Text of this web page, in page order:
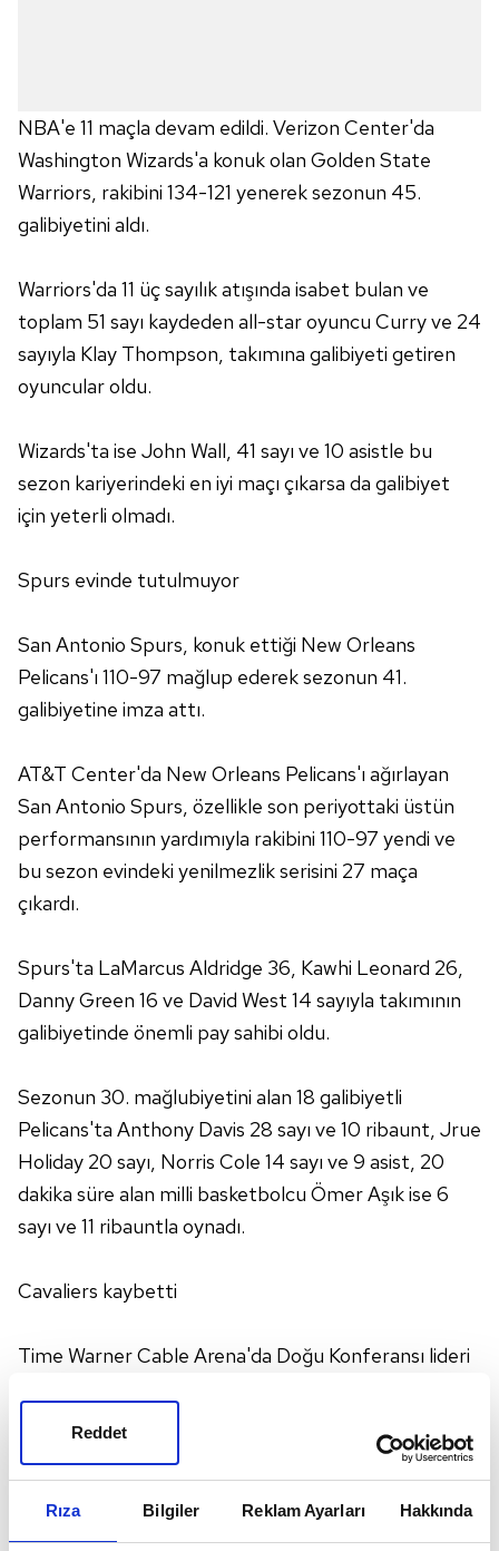
Rıza Bilgiler Reklam Ayarları Hakkında
Reddet
NBA'e 11 maçla devam edildi. Verizon Center'da
Washington Wizards'a konuk olan Golden State
Warriors, rakibini 134-121 yenerek sezonun 45.
galibiyetini aldı.
Warriors'da 11 üç sayılık atışında isabet bulan ve
toplam 51 sayı kaydeden all-star oyuncu Curry ve 24
sayıyla Klay Thompson, takımına galibiyeti getiren
oyuncular oldu.
Wizards'ta ise John Wall, 41 sayı ve 10 asistle bu
sezon kariyerindeki en iyi maçı çıkarsa da galibiyet
için yeterli olmadı.
Spurs evinde tutulmuyor
San Antonio Spurs, konuk ettiği New Orleans
Pelicans'ı 110-97 mağlup ederek sezonun 41.
galibiyetine imza attı.
AT&T Center'da New Orleans Pelicans'ı ağırlayan
San Antonio Spurs, özellikle son periyottaki üstün
performansının yardımıyla rakibini 110-97 yendi ve
bu sezon evindeki yenilmezlik serisini 27 maça
çıkardı.
Spurs'ta LaMarcus Aldridge 36, Kawhi Leonard 26,
Danny Green 16 ve David West 14 sayıyla takımının
galibiyetinde önemli pay sahibi oldu.
Sezonun 30. mağlubiyetini alan 18 galibiyetli
Pelicans'ta Anthony Davis 28 sayı ve 10 ribaunt, Jrue
Holiday 20 sayı, Norris Cole 14 sayı ve 9 asist, 20
dakika süre alan milli basketbolcu Ömer Aşık ise 6
sayı ve 11 ribauntla oynadı.
Cavaliers kaybetti
Time Warner Cable Arena'da Doğu Konferansı lideri
rakibini 106-97 mağlup olarak günün sürprizine imza
Sezonun 24. galibiyetini alan Hornets'ta Jeremy Lin